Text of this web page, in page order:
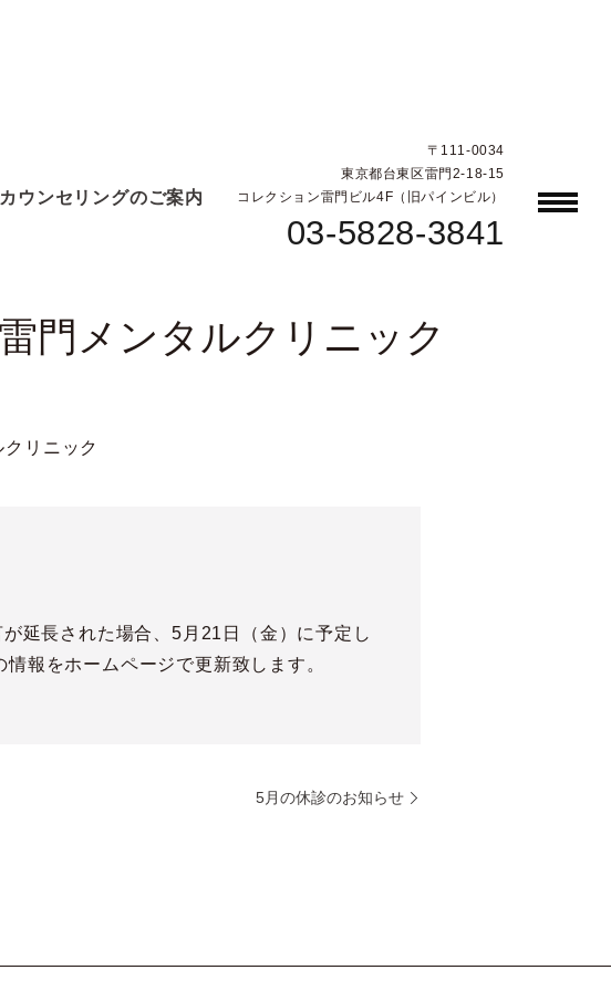
カウンセリングのご案内
〒111-0034
東京都台東区雷門2-18-15
コレクション雷門ビル4F（旧パインビル）
03-5828-3841
門メンタルクリニック
リニック
延長された場合、5月21日（金）に予定し
報をホームページで更新致します。
5月の休診のお知らせ